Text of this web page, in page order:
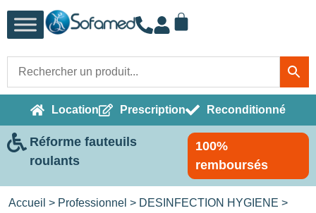
Location Prescription Reconditionné
Réforme fauteuils
roulants
100%
remboursés
Accueil > Professionnel > DESINFECTION HYGIENE >